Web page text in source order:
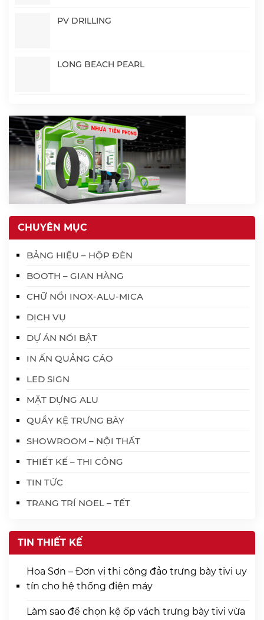
PV DRILLING
LONG BEACH PEARL
CHUYÊN MỤC
BẢNG HIỆU – HỘP ĐÈN
BOOTH – GIAN HÀNG
CHỮ NỔI INOX-ALU-MICA
DỊCH VỤ
DỰ ÁN NỔI BẬT
IN ẤN QUẢNG CÁO
LED SIGN
MẶT DỰNG ALU
QUẦY KỆ TRƯNG BÀY
SHOWROOM – NỘI THẤT
THIẾT KẾ – THI CÔNG
TIN TỨC
TRANG TRÍ NOEL – TẾT
TIN THIẾT KẾ
Hoa Sơn – Đơn vị thi công đảo trưng bày tivi uy
tín cho hệ thống điện máy
Làm sao để chọn kệ ốp vách trưng bày tivi vừa